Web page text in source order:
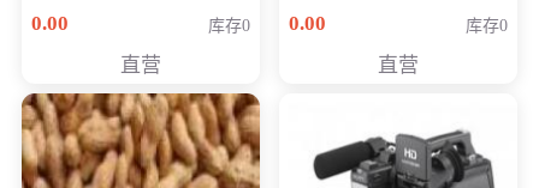
0.00
库存0
直营
0.00
库存0
直营